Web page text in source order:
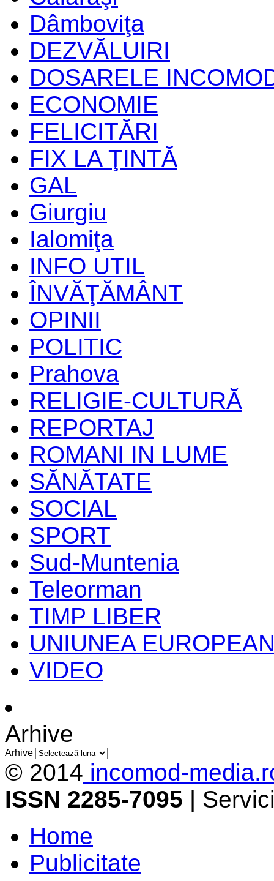
Dâmboviţa
DEZVĂLUIRI
DOSARELE
ECONOMIE
FELICITĂRI
FIX LA ŢINTĂ
GAL
Giurgiu
Ialomiţa
INFO UTIL
ÎNVĂŢĂMÂNT
OPINII
POLITIC
Prahova
RELIGIE-CULTURĂ
REPORTAJ
ROMANI IN LUME
SĂNĂTATE
SOCIAL
SPORT
Sud-Muntenia
Teleorman
TIMP LIBER
UNIUNEA
VIDEO
Arhive
Arhive
© 2014 incomod-
ISSN 2285-7095 |
Home
Publicitate